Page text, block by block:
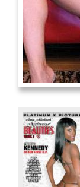
Internal